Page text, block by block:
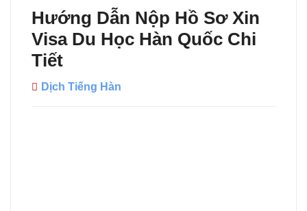
Hướng Dẫn Nộp Hồ Sơ Xin
Visa Du Học Hàn Quốc Chi
Tiết
Dịch Tiếng Hàn